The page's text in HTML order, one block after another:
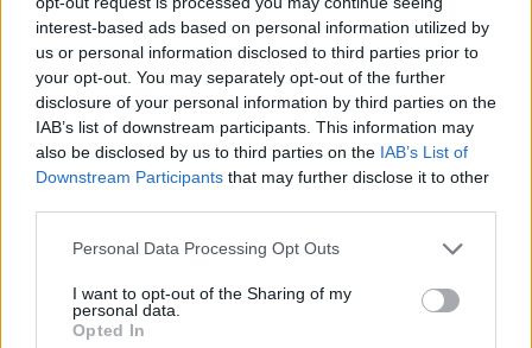
interest-based ads based on personal information utilized by
us or personal information disclosed to third parties prior to
your opt-out. You may separately opt-out of the further
disclosure of your personal information by third parties on the
IAB’s list of downstream participants. This information may
also be disclosed by us to third parties on the IAB’s List of
Downstream Participants that may further disclose it to other
Personal Data Processing Opt Outs
I want to opt-out of the Sharing of my
personal data.
Opted In
Infortunato 0 - 0%
Inutilizzato
stagionale